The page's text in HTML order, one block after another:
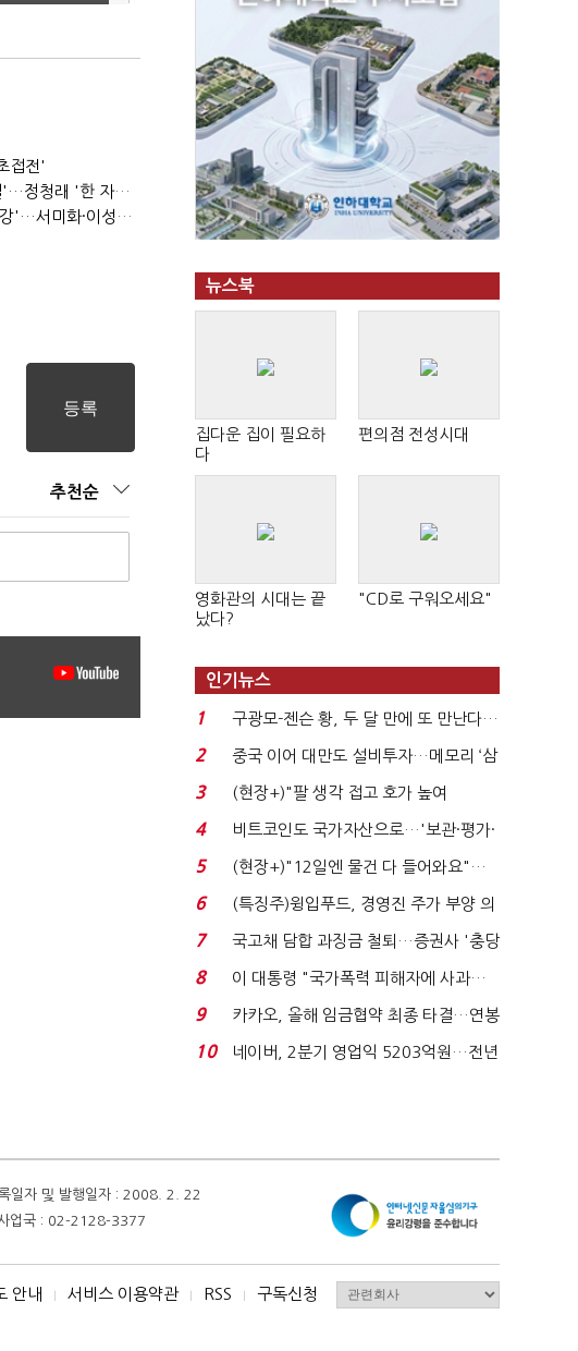
"
접전'
(정기여론조사)③2순위, 10명 중 4명 '송영길'…정청래 '한 자릿수'
(정기여론조사)④최고위원 최민희·박선원 '양강'…서미화·이성윤·임미애 뒤이어
추천순
뉴스북
집다운 집이 필요하
다
편의점 전성시대
영화관의 시대는 끝
났다?
"CD로 구워오세요"
인기뉴스
1
구광모-젠슨 황, 두 달 만에 또 만난다…
로봇·AI 등 논...
2
중국 이어 대만도 설비투자…메모리 ‘삼
국전쟁’
3
(현장+)"팔 생각 접고 호가 높여
요"…'덜 똘똘한 한 채' 20...
4
비트코인도 국가자산으로…'보관·평가·
처분' 기준은 ...
5
(현장+)"12일엔 물건 다 들어와요"…
빈 매대 채우며 문 연 ...
6
(특징주)윙입푸드, 경영진 주가 부양 의
지에 상한가...
7
국고채 담합 과징금 철퇴…증권사 '충당
금 폭탄' 우려...
8
이 대통령 "국가폭력 피해자에 사과…
적극적 조사로 진...
9
카카오, 올해 임금협약 최종 타결…연봉
6.3% 인상·격려...
10
네이버, 2분기 영업익 5203억원…전년
일자 및 발행일자 : 2008. 2. 22
사업국 : 02-2128-3377
안내 I 서비스 이용약관 I RSS I 구독신청